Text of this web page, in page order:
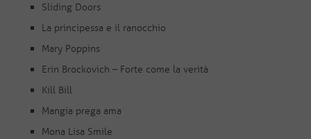
Sliding Doors
La principessa e il ranocchio
Mary Poppins
Erin Brockovich – Forte come la verità
Kill Bill
Mangia prega ama
Mona Lisa Smile